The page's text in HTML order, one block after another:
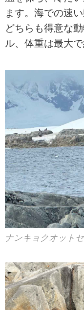
ます。海での速
どちらも得意な
ル、体重は最大
ナンキョクオット